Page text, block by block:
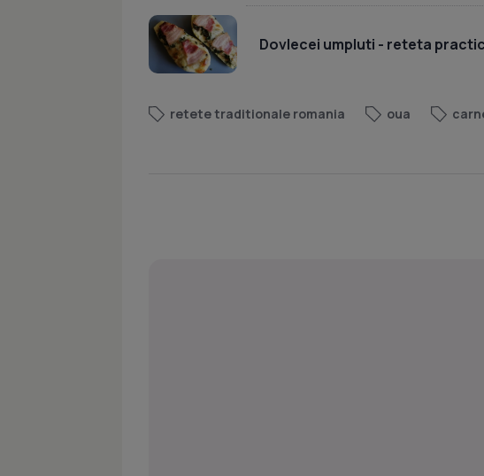
Dovlecei umpluti - reteta
retete traditionale romania oua